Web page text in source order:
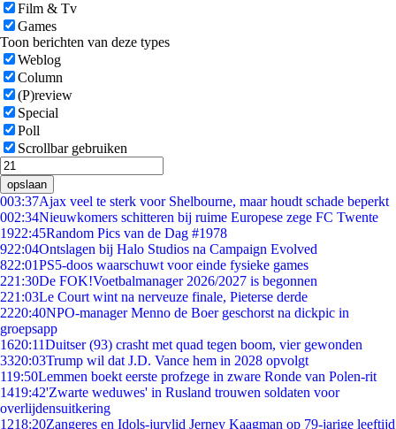
Film & Tv
Games
Toon berichten van deze types
Weblog
Column
(P)review
Special
Poll
Scrollbar gebruiken
opslaan
003:37Ajax veel te sterk voor Shelbourne, maar houdt schade beperkt
002:34Nieuwkomers schitteren bij ruime Europese zege FC Twente
1922:45Random Pics van de Dag #1978
922:04Ontslagen bij Halo Studios na Campaign Evolved
822:01PS5-doos waarschuwt voor einde fysieke games
221:30De FOK!Voetbalmanager 2026/2027 is begonnen
221:03Le Court wint na nerveuze finale, Pieterse derde
2220:40NPO-manager Menno de Boer geschorst na dickpic in
groepsapp
1620:11Duitser (93) crasht met quad tegen boom, vier gewonden
3320:03Trump wil dat J.D. Vance hem in 2028 opvolgt
119:50Lemmen boekt eerste profzege in zware Ronde van Polen-rit
1419:42'Zwarte weduwes' in Rusland trouwen soldaten voor
overlijdensuitkering
1218:20Zangeres en Idols-jurylid Jerney Kaagman op 79-jarige leeftijd